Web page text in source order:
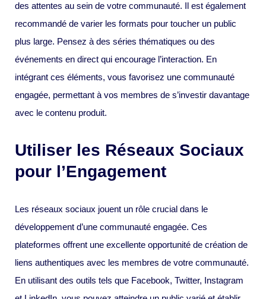
des attentes au sein de votre communauté. Il est également
recommandé de varier les formats pour toucher un public
plus large. Pensez à des séries thématiques ou des
événements en direct qui encourage l’interaction. En
intégrant ces éléments, vous favorisez une communauté
engagée, permettant à vos membres de s’investir davantage
avec le contenu produit.
Utiliser les Réseaux Sociaux
pour l’Engagement
Les réseaux sociaux jouent un rôle crucial dans le
développement d’une communauté engagée. Ces
plateformes offrent une excellente opportunité de création de
liens authentiques avec les membres de votre communauté.
En utilisant des outils tels que Facebook, Twitter, Instagram